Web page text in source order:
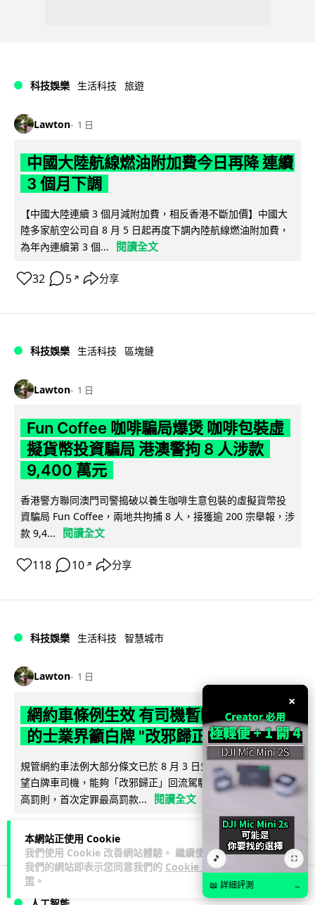
本網站正使用 Cookie
我們使用 Cookie 改善網站體驗。 繼續使用
我們的網站即表示您同意我們的 Cookie 政
策 。
科技娛樂 生活科技 旅遊
Lawton 1 日
中國大陸航線燃油附加費今日再降 連續
3 個月下調
【中國大陸連續 3 個月減附加費，相反香港不斷加價】中國大
陸多家航空公司自 8 月 5 日起再度下調內陸航線燃油附加費，
為年內連續第 3 個...
閱讀全文
32 5 ↗ 分享
科技娛樂 生活科技 區塊鏈
Lawton 1 日
Fun Coffee 咖啡騙局爆煲 咖啡包裝虛
擬貨幣投資騙局 港澳警拘 8 人涉款
9,400 萬元
香港警方聯同澳門司警搗破以養生咖啡生意包裝的虛擬貨幣投
資騙局 Fun Coffee，兩地共拘捕 8 人，接獲逾 200 宗舉報，涉
款 9,4...
閱讀全文
118 10 ↗ 分享
科技娛樂 生活科技 智慧城市
Lawton 1 日
網約車條例生效 有司機暫時停工避風頭
的士業界籲白牌 "改邪歸正"
規管網約車法例大部分條文已於 8 月 3 日生效，的士業界就期
望白牌車司機，能夠「改邪歸正」回流駕駛的士。新例大幅提
高罰則，首次定罪最高罰款...
閱讀全文
205 146
×
🎵 ⛶
📖 詳細評測 →